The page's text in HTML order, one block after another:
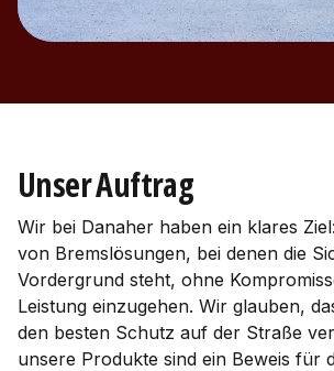
Unser Auftrag
Wir bei Danaher haben ein klares
von Bremslösungen, bei denen die
Vordergrund steht, ohne
Leistung einzugehen. Wir glauben,
den besten Schutz auf der Straße
unsere Produkte sind ein Beweis für